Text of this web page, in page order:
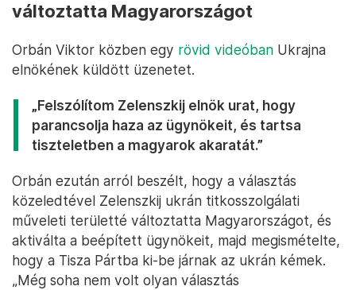
változtatta Magyarországot
Orbán Viktor közben egy rövid videóban Ukrajna
elnökének küldött üzenetet.
„Felszólítom Zelenszkij elnök urat, hogy
parancsolja haza az ügynökeit, és tartsa
tiszteletben a magyarok akaratát.”
Orbán ezután arról beszélt, hogy a választás
közeledtével Zelenszkij ukrán titkosszolgálati
műveleti területté változtatta Magyarországot, és
aktiválta a beépített ügynökeit, majd megismételte,
hogy a Tisza Pártba ki-be járnak az ukrán kémek.
„Még soha nem volt olyan választás